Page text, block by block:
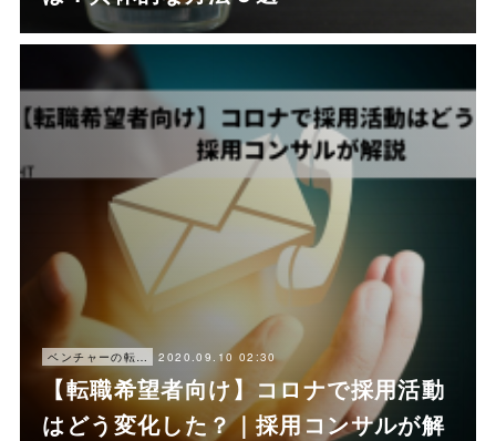
ベンチャーの転職ノウハウ 2020.09.10 02:30
【転職希望者向け】コロナで採用活動
はどう変化した？｜採用コンサルが解